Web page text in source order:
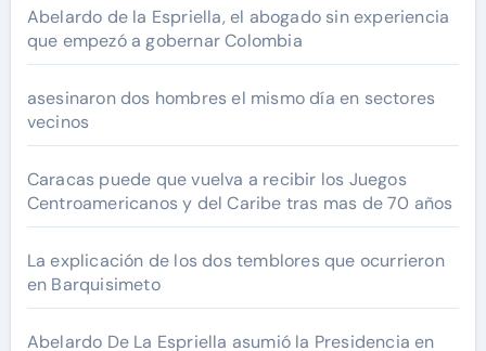
Abelardo de la Espriella, el abogado sin experiencia
que empezó a gobernar Colombia
asesinaron dos hombres el mismo día en sectores
vecinos
Caracas puede que vuelva a recibir los Juegos
Centroamericanos y del Caribe tras mas de 70 años
La explicación de los dos temblores que ocurrieron
en Barquisimeto
Abelardo De La Espriella asumió la Presidencia en